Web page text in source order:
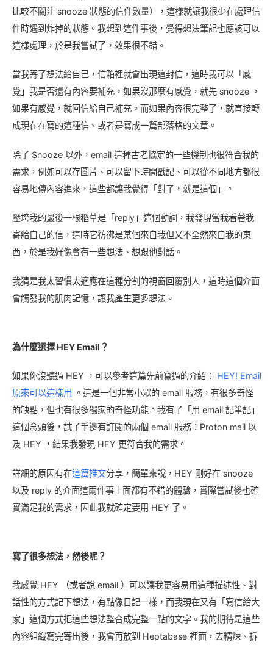
比較不關注 snooze 狀態的信件數量），這樣就讓我很少在處理信
件時遇到炸掉的狀態。我想到這件事後，覺得想法筆記也應該可以
這樣處理，於是我嘗試了，效果很不錯。
當我寄了想法給自己，信箱裡就會出現這封信，這時我可以「感
覺」我是否還有內容要補充，如果沒那麼有感覺，就先 snooze ，
如果有感覺，就回信給自己補充。而如果內容很完整了，就直接轉
成現在在寫的這種信、或者是寫成一篇部落格的文章。
除了 Snooze 以外，email 這種古老協定的一些機制也很符合我的
需求，例如可以存圖片、可以留下時間戳記、可以從不同地方都很
容易地傳內容進來，這些都讓我覺得「對了，就是這個」。
壓垮我的最後一根稻草是「reply」這個動詞，我發現當我看著我
寄給自己的信，這時它彷彿是某個來自我但又不全然來自我的東
西，於是我好像會有一些想法、想跟他對話。
我猜是我太習慣太適應在這種分割的視窗回覆別人，這時這個介面
會觸發我的肌肉記憶，讓我產生更多想法。
為什麼選擇 HEY Email？
如果你沒聽過 HEY ，可以參考這篇先前寫過的介紹： HEY! Email
原來可以這樣用 。這是一個非常小眾的 email 服務，有很多奇怪
的缺點，但也有很多獨家的奇怪功能。我有了「用 email 記筆記」
這個念頭後，試了手邊有訂閱的兩個 email 服務：Proton mail 以
及 HEY ，結果我發現 HEY 更符合我的需求。
詳細的原因有在這篇推文分享，簡單來說，HEY 剛好在 snooze
以及 reply 的介面這兩件事上面都有不錯的體驗，實際嘗試後也確
實滿足我的需求，因此我就確定要用 HEY 了。
寫了很多想法，然後呢？
我感覺 HEY （或者說 email ）可以讓我更容易用這種描述性、對
話性的方式記下想法，有點像日記一樣，而我現在又有「寫信給大
家」這個方式把這些想法整合成完整一點的文字。我的期待是這些
內容組織寫完寄出後，我會再放到 Heptabase 裡面，去精煉、拆